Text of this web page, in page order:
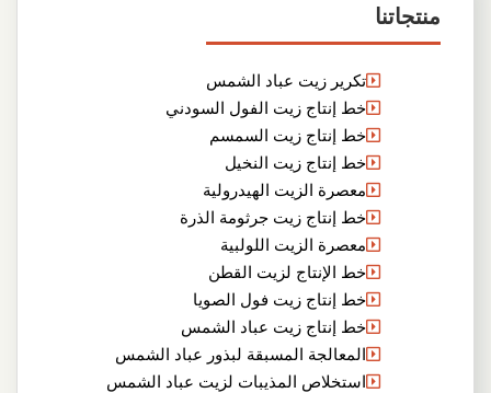
منتجاتنا
تكرير زيت عباد الشمس
خط إنتاج زيت الفول السودني
خط إنتاج زيت السمسم
خط إنتاج زيت النخيل
معصرة الزيت الهيدرولية
خط إنتاج زيت جرثومة الذرة
معصرة الزيت اللولبية
خط الإنتاج لزيت القطن
خط إنتاج زيت فول الصويا
خط إنتاج زيت عباد الشمس
المعالجة المسبقة لبذور عباد الشمس
استخلاص المذيبات لزيت عباد الشمس